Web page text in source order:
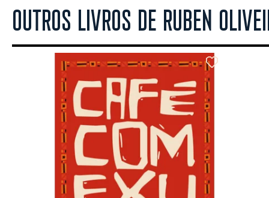
OUTROS LIVROS DE RUBEN